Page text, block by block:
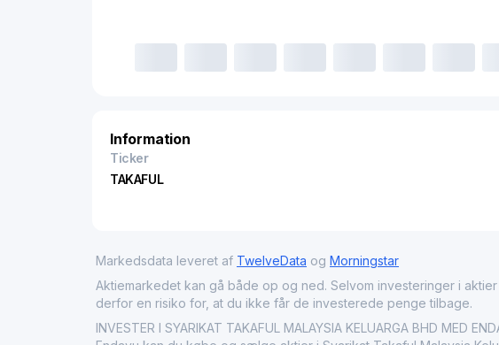
Information
Ticker
TAKAFUL
Markedsdata leveret af TwelveData og Morningstar
Aktiemarkedet kan gå både op og ned. Selvom investeringer i
derfor en risiko for, at du ikke får de investerede penge tilbage.
INVESTER I SYARIKAT TAKAFUL MALAYSIA KELUARGA BHD MED